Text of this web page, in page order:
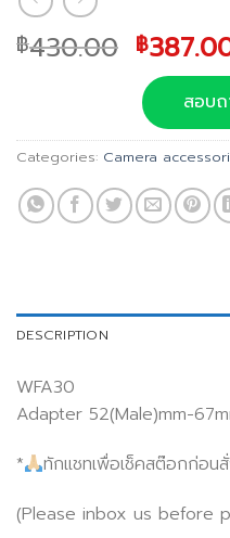
฿430.00
price
was:
฿
฿
สอบถ
Categories: Camera
DESCRIPTION
WFA30
Adapter 52(Male)mm-
*
ทักแชทเพื่อเช็คสต๊อกก่อน
(Please inbox us before